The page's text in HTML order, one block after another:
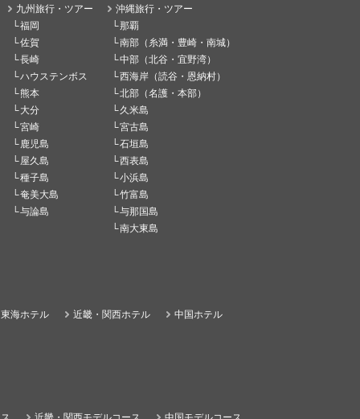
九州旅行・ツアー
福岡
佐賀
長崎
ハウステンボス
熊本
大分
宮崎
鹿児島
屋久島
種子島
奄美大島
与論島
沖縄旅行・ツアー
那覇
南部（糸満・豊崎・南城）
中部（北谷・宜野湾）
西海岸（読谷・恩納村）
北部（名護・本部）
久米島
宮古島
石垣島
西表島
小浜島
竹富島
与那国島
南大東島
東海ホテル 近畿・関西ホテル 中国ホテル